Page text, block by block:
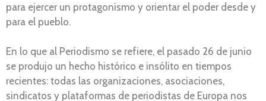
para ejercer un protagonismo y orientar el poder desde y
para el pueblo.
En lo que al Periodismo se refiere, el pasado 26 de junio
se produjo un hecho histórico e insólito en tiempos
recientes: todas las organizaciones, asociaciones,
sindicatos y plataformas de periodistas de Europa nos